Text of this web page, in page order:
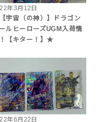
年3月12日
宇宙（の神）】ドラゴン
ルヒーローズUGM入荷情
【キター！】★
年6月22日